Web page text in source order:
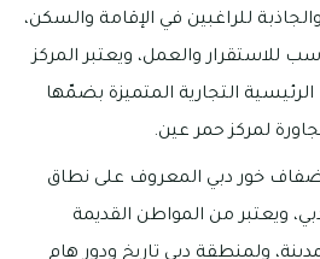
للراغبين في الإقامة والسكن،
للاستقرار والعمل، ويعتبر المركز
التجارية المتميزة بضمّها
لمركز حمر عين.
ضفاف خور دبي المعروف على نطاق
ويعتبر من المواطن القديمة
ولمنطقة دبي تاريخ ودور هام